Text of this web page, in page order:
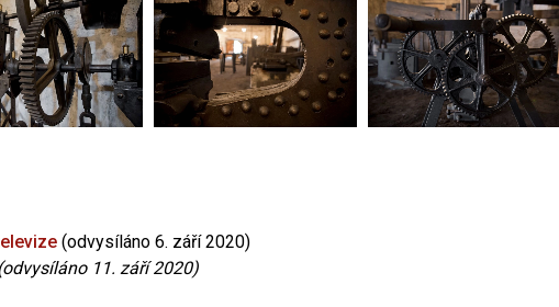
(odvysíláno 6. září 2020)
11. září 2020)